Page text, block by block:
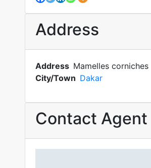
Address
Address Mamelles corniches
City/Town Dakar
Contact Agent